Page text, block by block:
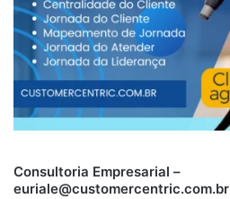
Consultoria Empresarial –
euriale@customercentric.com.br